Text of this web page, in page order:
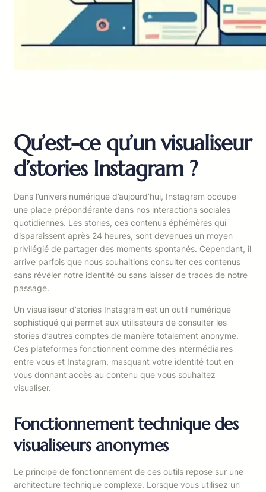
Qu’est-ce qu’un visualiseur
d’stories Instagram ?
Dans l’univers numérique d’aujourd’hui, Instagram occupe
une place prépondérante dans nos interactions sociales
quotidiennes. Les stories, ces contenus éphémères qui
disparaissent après 24 heures, sont devenues un moyen
privilégié de partager des moments spontanés. Cependant, il
arrive parfois que nous souhaitions consulter ces contenus
sans révéler notre identité ou sans laisser de traces de notre
passage.
Un visualiseur d’stories Instagram est un outil numérique
sophistiqué qui permet aux utilisateurs de consulter les
stories d’autres comptes de manière totalement anonyme.
Ces plateformes fonctionnent comme des intermédiaires
entre vous et Instagram, masquant votre identité tout en
vous donnant accès au contenu que vous souhaitez
visualiser.
Fonctionnement technique des
visualiseurs anonymes
Le principe de fonctionnement de ces outils repose sur une
architecture technique complexe. Lorsque vous utilisez un